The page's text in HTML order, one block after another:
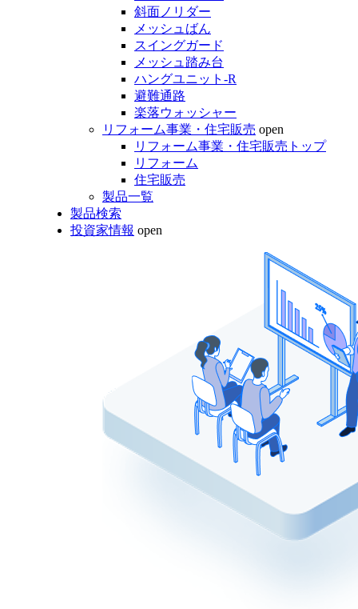
斜面ノリダー
メッシュばん
スイングガード
メッシュ踏み台
ハングユニット-R
避難通路
楽落ウォッシャー
リフォーム事業・住宅販売 open
リフォーム事業・住宅販売トップ
リフォーム
住宅販売
製品一覧
製品検索
投資家情報 open